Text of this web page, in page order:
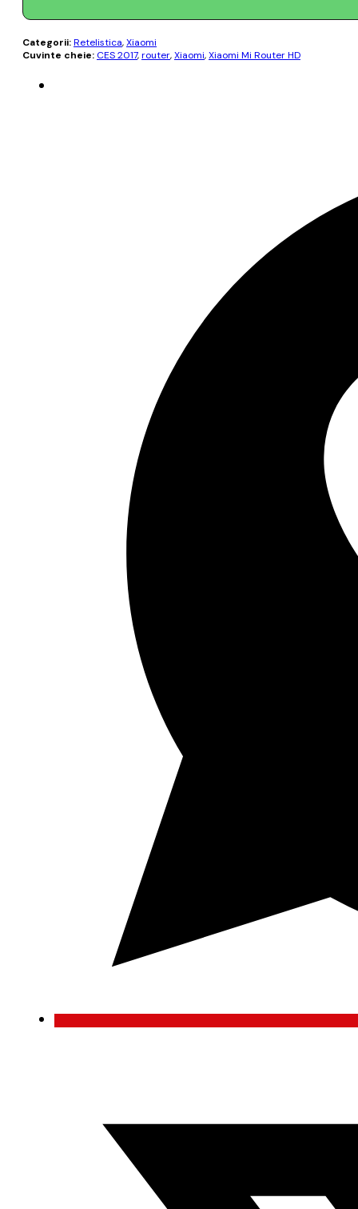
Categorii:Retelistica,Xiaomi
Cuvinte cheie: CES 2017,router,Xiaomi,Xiaomi Mi Router HD